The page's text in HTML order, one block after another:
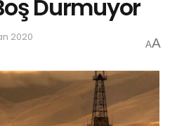
Durmuyor
2020
AA